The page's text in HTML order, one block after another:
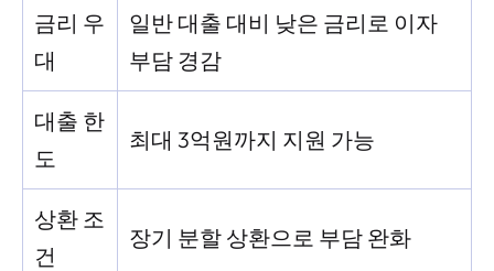
금리 우
대
일반 대출 대비 낮은 금리로 이자
부담 경감
대출 한
도
최대 3억원까지 지원 가능
상환 조
건
장기 분할 상환으로 부담 완화